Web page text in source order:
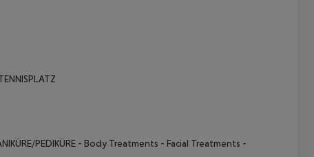
PEDIKÜRE - Body Treatments - Facial Treatments -